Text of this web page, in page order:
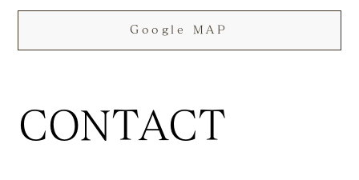
Google MAP
CONTACT